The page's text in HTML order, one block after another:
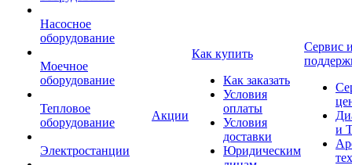
Насосное
оборудование
Моечное
оборудование
Тепловое
оборудование
Электростанции
Акции
Как купить
Как заказать
Условия
оплаты
Условия
доставки
Юридическим
Сервис
и